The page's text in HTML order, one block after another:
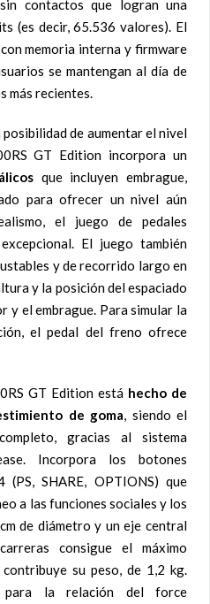
contactos que logran una
(es decir, 65.536 valores). El
memoria interna y firmware
se mantengan al día de
más recientes.
de aumentar el nivel
GT Edition incorpora un
que incluyen embrague,
para ofrecer un nivel aún
el juego de pedales
El juego también
y de recorrido largo en
y la posición del espaciado
y el embrague. Para simular la
el pedal del freno ofrece
GT Edition está hecho de
de goma, siendo el
gracias al sistema
Incorpora los botones
SHARE, OPTIONS) que
a las funciones sociales y los
de diámetro y un eje central
consigue el máximo
su peso, de 1,2 kg.
para la relación del force